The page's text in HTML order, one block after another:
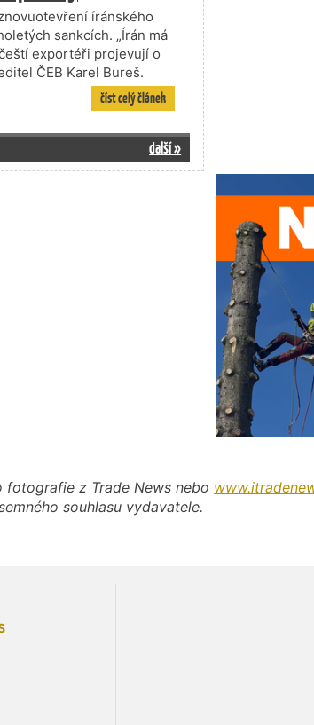
íránského
sankcích. „Írán má
exportéři projevují o
ČEB Karel Bureš.
číst celý článek
další »
z Trade News nebo
souhlasu vydavatele.